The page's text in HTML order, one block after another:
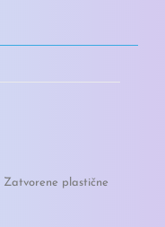
Zatvorene plastične